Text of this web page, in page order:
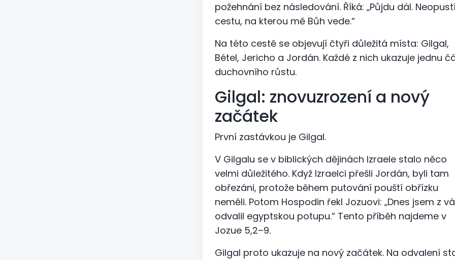
požehnání bez následování. Říká: „Půjdu dál.
cestu, na kterou mě Bůh vede.“
Na této cestě se objevují čtyři důležitá místa: Gilgal,
Bétel, Jericho a Jordán. Každé z nich ukazuje jednu
duchovního růstu.
Gilgal: znovuzrození a nový
začátek
První zastávkou je Gilgal.
V Gilgalu se v biblických dějinách Izraele stalo něco
velmi důležitého. Když Izraelci přešli Jordán, byli tam
obřezáni, protože během putování pouští obřízku
neměli. Potom Hospodin řekl Jozuovi: „Dnes jsem z
odvalil egyptskou potupu.“ Tento příběh najdeme v
Jozue 5,2–9.
Gilgal proto ukazuje na nový začátek. Na odvalení